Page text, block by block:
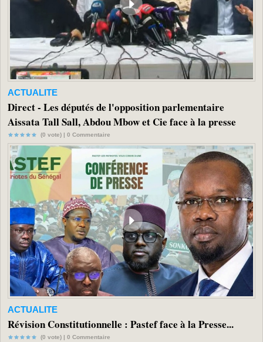
ACTUALITE
Direct - Les députés de l'opposition parlementaire
Aissata Tall Sall, Abdou Mbow et Cie face à la presse
(0 vote) | 0 Commentaire
ACTUALITE
Révision Constitutionnelle : Pastef face à la Presse...
(0 vote) | 0 Commentaire